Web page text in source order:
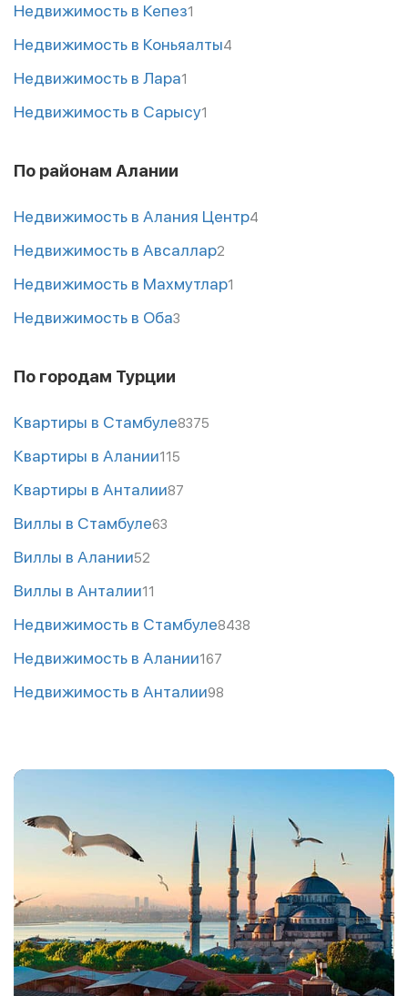
Недвижимость в Кепез1
Недвижимость в Коньяалты4
Недвижимость в Лара1
Недвижимость в Сарысу1
По районам Алании
Недвижимость в Алания Центр4
Недвижимость в Авсаллар2
Недвижимость в Махмутлар1
Недвижимость в Оба3
По городам Турции
Квартиры в Стамбуле8375
Квартиры в Алании115
Квартиры в Анталии87
Виллы в Стамбуле63
Виллы в Алании52
Виллы в Анталии11
Недвижимость в Стамбуле8438
Недвижимость в Алании167
Недвижимость в Анталии98